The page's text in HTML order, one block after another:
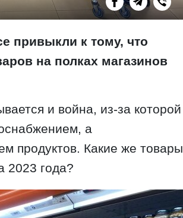
привыкли к тому, что
на полках магазинов
и война, из-за которой
а
продуктов. Какие же товары
2023 года?